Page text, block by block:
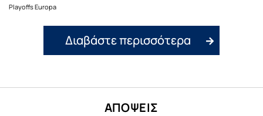
Playoffs Europa
Διαβάστε περισσότερα
ΑΠΟΨΕΙΣ